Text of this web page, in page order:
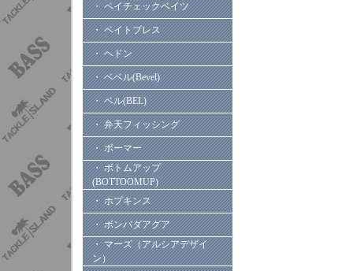
・ ペイチェックベイツ
・ ベイトブレス
・ ヘドン
・ ベベル(Bevel)
・ ベル(BEL)
・ 弁天フィッシング
・ ボーマー
・ ボトムアップ
(BOTTOOMUP)
・ ホプキンス
・ ボンバダアグア
・ マーズ（アルシアデザイ
ン）